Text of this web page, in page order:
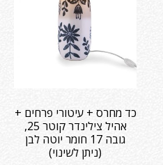
כד מחרס + עיטורי פרחים +
אהיל צילינדר קוטר 25,
גובה 17 חומר יוטה לבן
(ניתן לשינוי)